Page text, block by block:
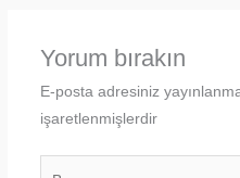
Yorum bırakın
E-posta adresiniz
işaretlenmişlerdir